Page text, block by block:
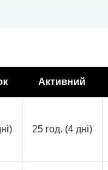
Активний
25 год. (4 дні)